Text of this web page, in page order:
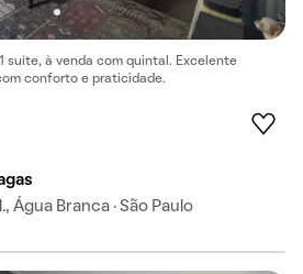
suíte, à venda com quintal. Excelente
conforto e praticidade.
Água Branca · São Paulo